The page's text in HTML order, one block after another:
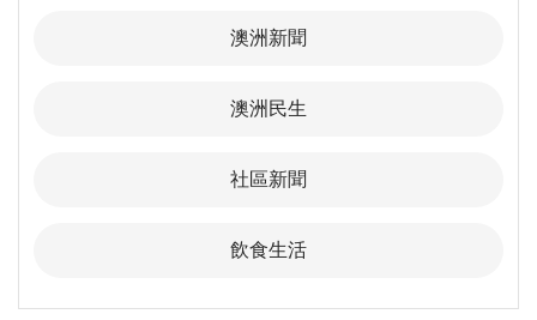
澳洲新聞
澳洲民生
社區新聞
飲食生活